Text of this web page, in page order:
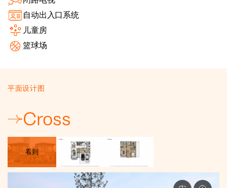
自动出入口系统
儿童房
篮球场
平面设计图
Cross
看到